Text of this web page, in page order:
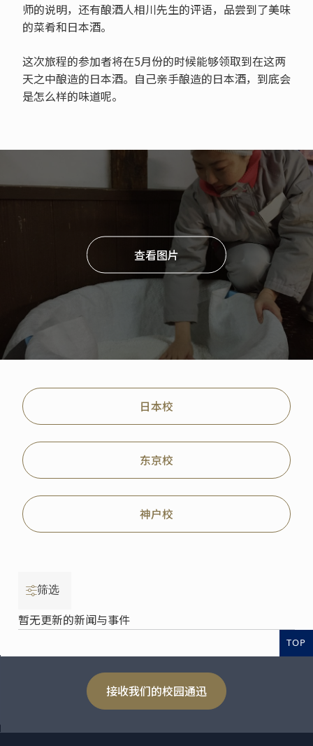
师的说明，还有酿酒人相川先生的评语，品尝到了美味
的菜肴和日本酒。
这次旅程的参加者将在5月份的时候能够领取到在这两
天之中酿造的日本酒。自己亲手酿造的日本酒，到底会
是怎么样的味道呢。
查看图片
日本校
东京校
神户校
筛选
暂无更新的新闻与事件
TOP
接收我们的校园通迅